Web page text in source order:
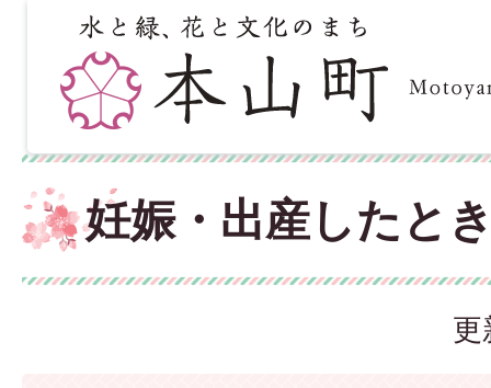
妊娠・出産したと
更